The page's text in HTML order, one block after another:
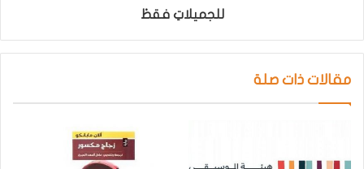
للجميلاتِ فقطْ
مقالات ذات صلة